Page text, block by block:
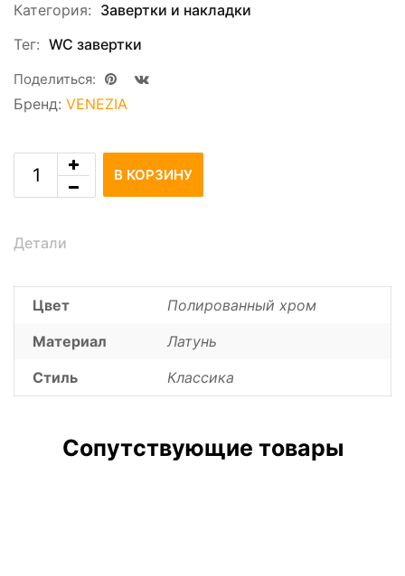
Категория: Завертки и накладки
Тег: WC завертки
Поделиться:
Бренд: VENEZIA
В КОРЗИНУ
Детали
Цвет
Полированный хром
Материал
Латунь
Стиль
Классика
Сопутствующие товары